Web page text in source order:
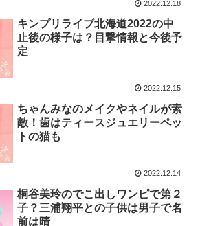
2022.12.18
キンプリライブ北海道2022の中
止後の様子は？目撃情報と今後予
定
2022.12.15
ちゃんみなのメイクやネイルが素
敵！歯はティースジュエリーペッ
トの猫も
2022.12.14
桐谷美玲のでこ出しワンピで第２
子？三浦翔平との子供は男子で名
前は晴